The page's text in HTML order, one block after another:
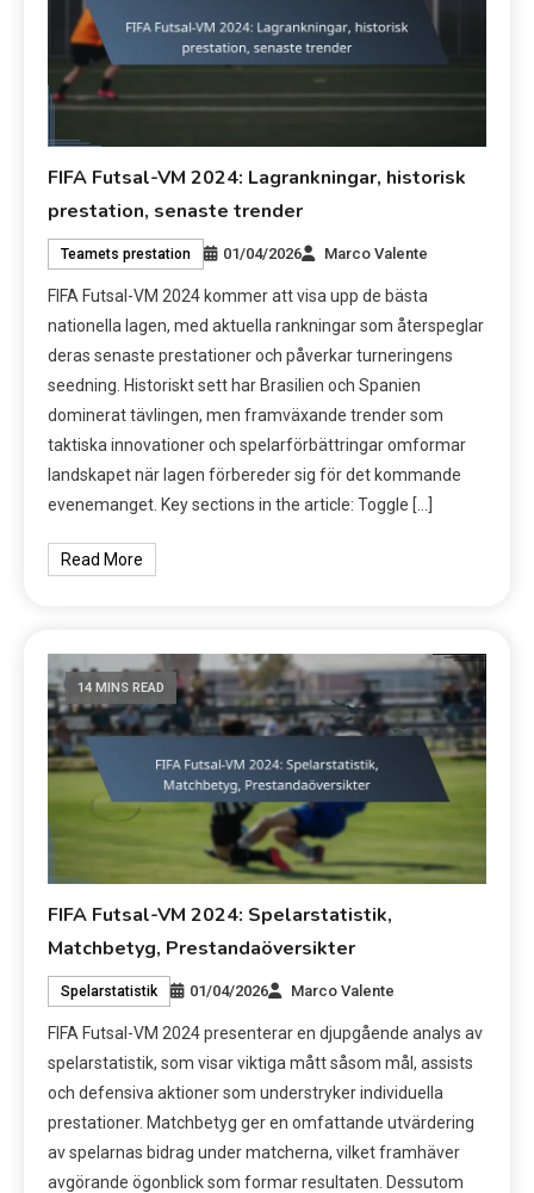
FIFA Futsal-VM 2024: Lagrankningar, historisk
prestation, senaste trender
Teamets prestation 01/04/2026 Marco Valente
FIFA Futsal-VM 2024 kommer att visa upp de bästa
nationella lagen, med aktuella rankningar som återspeglar
deras senaste prestationer och påverkar turneringens
seedning. Historiskt sett har Brasilien och Spanien
dominerat tävlingen, men framväxande trender som
taktiska innovationer och spelarförbättringar omformar
landskapet när lagen förbereder sig för det kommande
evenemanget. Key sections in the article: Toggle […]
Read More
14 MINS READ
FIFA Futsal-VM 2024: Spelarstatistik,
Matchbetyg, Prestandaöversikter
Spelarstatistik 01/04/2026 Marco Valente
FIFA Futsal-VM 2024 presenterar en djupgående analys av
spelarstatistik, som visar viktiga mått såsom mål, assists
och defensiva aktioner som understryker individuella
prestationer. Matchbetyg ger en omfattande utvärdering
av spelarnas bidrag under matcherna, vilket framhäver
avgörande ögonblick som formar resultaten. Dessutom